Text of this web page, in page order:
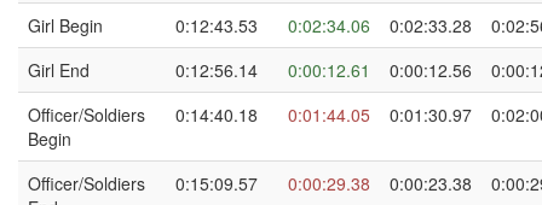
Girl Begin
0:12:43.53 0:02:34.06 0:02:33.28
Girl End
0:12:56.14 0:00:12.61 0:00:12.56
Officer/Soldiers
Begin
0:14:40.18 0:01:44.05 0:01:30.97
Officer/Soldiers
0:15:09.57 0:00:29.38 0:00:23.38